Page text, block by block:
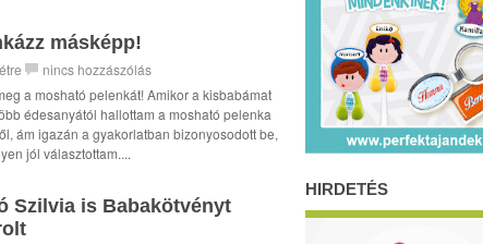
másképp!
nincs hozzászólás
a mosható pelenkát! Amikor a kisbabámat
édesanyától hallottam a mosható pelenka
ám igazán a gyakorlatban bizonyosodott be,
jól választottam....
Szilvia is Babakötvényt
HIRDETÉS